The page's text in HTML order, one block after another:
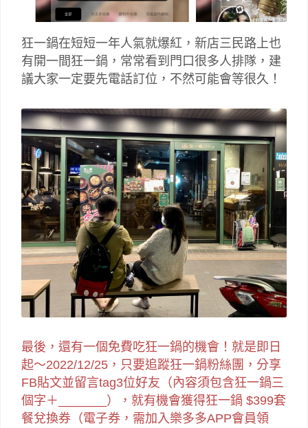
狂一鍋在短短一年人氣就爆紅，新店三民路上也
有開一間狂一鍋，常常看到門口很多人排隊，建
議大家一定要先電話訂位，不然可能會等很久！
最後，還有一個免費吃狂一鍋的機會！就是即日
起～2022/12/25，只要追蹤狂一鍋粉絲團，分享
FB貼文並留言tag3位好友（內容須包含狂一鍋三
個字＋_______），就有機會獲得狂一鍋 $399套
餐兌換券（電子券，需加入樂多多APP會員領